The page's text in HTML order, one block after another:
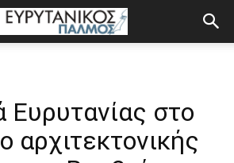
στο
αρχιτεκτονικής